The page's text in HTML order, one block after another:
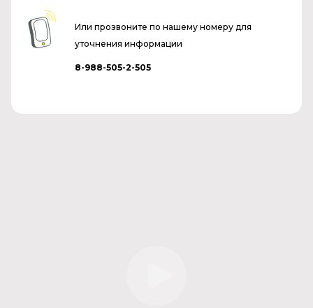
Или прозвоните по нашему номеру для
уточнения информации
8-988-505-2-505